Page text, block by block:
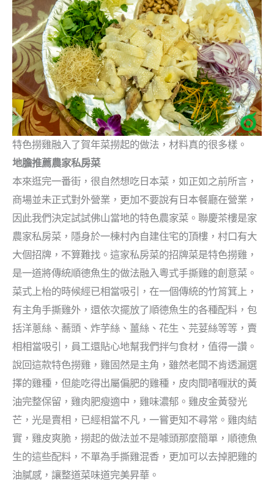
特色撈雞融入了賀年菜撈起的做法，材料真的很多樣。
地膽推薦農家私房菜
本來逛完一番街，很自然想吃日本菜，如正如之前所言，
商場並未正式對外營業，更加不要說有日本餐廳在營業，
因此我們決定試試佛山當地的特色農家菜。聯慶茶樓是家
農家私房菜，隱身於一棟村內自建住宅的頂樓，村口有大
大個招牌，不算難找。這家私房菜的招牌菜是特色撈雞，
是一道將傳統順德魚生的做法融入粵式手撕雞的創意菜。
菜式上枱的時候經已相當吸引，在一個傳統的竹筲箕上，
有主角手撕雞外，還依次擺放了順德魚生的各種配料，包
括洋蔥絲、蕎頭、炸芋絲、薑絲、花生、芫荽絲等等，賣
相相當吸引，員工還貼心地幫我們拌勻食材，值得一讚。
說回這款特色撈雞，雞固然是主角，雖然老闆不肯透漏選
擇的雞種，但能吃得出屬偏肥的雞種，皮肉間啫喱狀的黃
油完整保留，雞肉肥瘦適中，雞味濃郁。雞皮金黃發光
芒，光是賣相，已經相當不凡，一嘗更知不尋常。雞肉結
實，雞皮爽脆，撈起的做法並不是噱頭那麼簡單，順德魚
生的這些配料，不單為手撕雞混香，更加可以去掉肥雞的
油膩感，讓整道菜味道完美昇華。